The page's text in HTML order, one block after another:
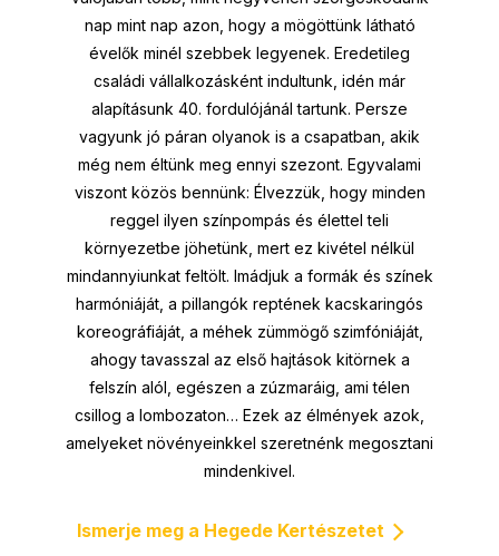
nap mint nap azon, hogy a mögöttünk látható
évelők minél szebbek legyenek. Eredetileg
családi vállalkozásként indultunk, idén már
alapításunk 40. fordulójánál tartunk. Persze
vagyunk jó páran olyanok is a csapatban, akik
még nem éltünk meg ennyi szezont. Egyvalami
viszont közös bennünk: Élvezzük, hogy minden
reggel ilyen színpompás és élettel teli
környezetbe jöhetünk, mert ez kivétel nélkül
mindannyiunkat feltölt. Imádjuk a formák és színek
harmóniáját, a pillangók reptének kacskaringós
koreográfiáját, a méhek zümmögő szimfóniáját,
ahogy tavasszal az első hajtások kitörnek a
felszín alól, egészen a zúzmaráig, ami télen
csillog a lombozaton… Ezek az élmények azok,
amelyeket növényeinkkel szeretnénk megosztani
mindenkivel.
Ismerje meg a Hegede Kertészetet